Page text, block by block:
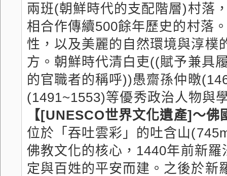
兩班(朝鮮時代的支配階層)村落
相合作傳續500餘年歷史的村落
性，以及美麗的自然環境與淳樸
方。朝鮮時代清白吏((賦予兼具
的官職者的稱呼))愚齋孫仲暾
(1491~1553)等優秀政治人物與
【[UNESCO世界文化遺產]～佛
位於「吞吐雲彩」的吐含山
佛教文化的核心，1440年前新
定與百姓的平安而建。之後於